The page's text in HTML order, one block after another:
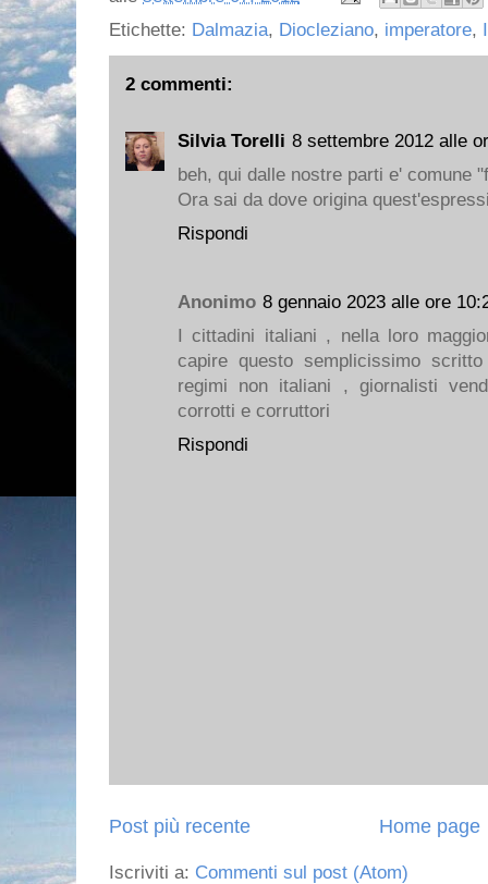
Etichette: Dalmazia, Diocleziano, imperatore,
2 commenti:
Silvia Torelli 8 settembre 2012 alle
beh, qui dalle nostre parti e' comune
Ora sai da dove origina
Rispondi
Anonimo 8 gennaio 2023 alle ore
I cittadini italiani , nella loro
capire questo semplicissimo
regimi non italiani , giornalisti
corrotti e corruttori
Rispondi
Post più recente Home page
Iscriviti a: Commenti sul post (Atom)